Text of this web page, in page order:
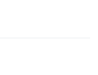
emocional
funcionan.